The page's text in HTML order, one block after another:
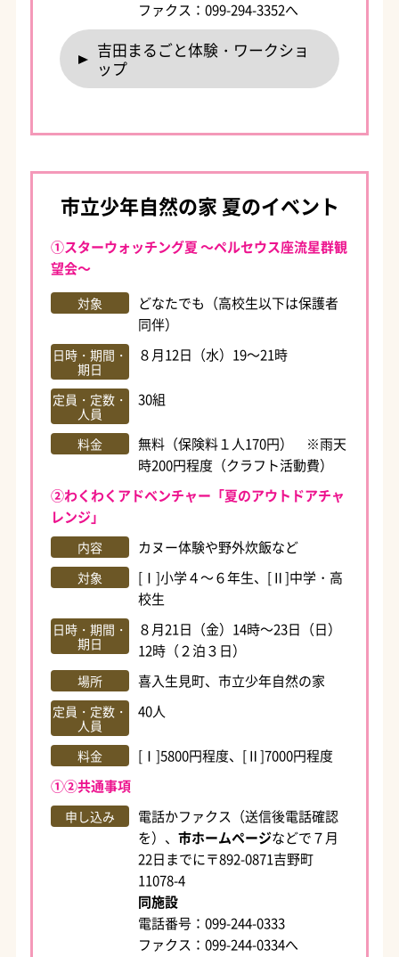
ファクス：099-294-3352へ
吉田まるごと体験・ワークショ
ップ
市立少年自然の家 夏のイベント
①スターウォッチング夏 ～ペルセウス座流星群観
望会～
対象
どなたでも（高校生以下は保護者
同伴）
日時・期間・
期日
８月12日（水）19～21時
定員・定数・
人員
30組
料金
無料（保険料１人170円） ※雨天
時200円程度（クラフト活動費）
②わくわくアドベンチャー「夏のアウトドアチャ
レンジ」
内容 カヌー体験や野外炊飯など
対象
[Ⅰ]小学４～６年生、[Ⅱ]中学・高
校生
日時・期間・
期日
８月21日（金）14時～23日（日）
12時（２泊３日）
場所 喜入生見町、市立少年自然の家
定員・定数・
人員
40人
料金
[Ⅰ]5800円程度、[Ⅱ]7000円程度
①②共通事項
申し込み
電話かファクス（送信後電話確認
を）、市ホームページなどで７月
22日までに〒892-0871吉野町
11078-4
同施設
電話番号：099-244-0333
ファクス：099-244-0334へ